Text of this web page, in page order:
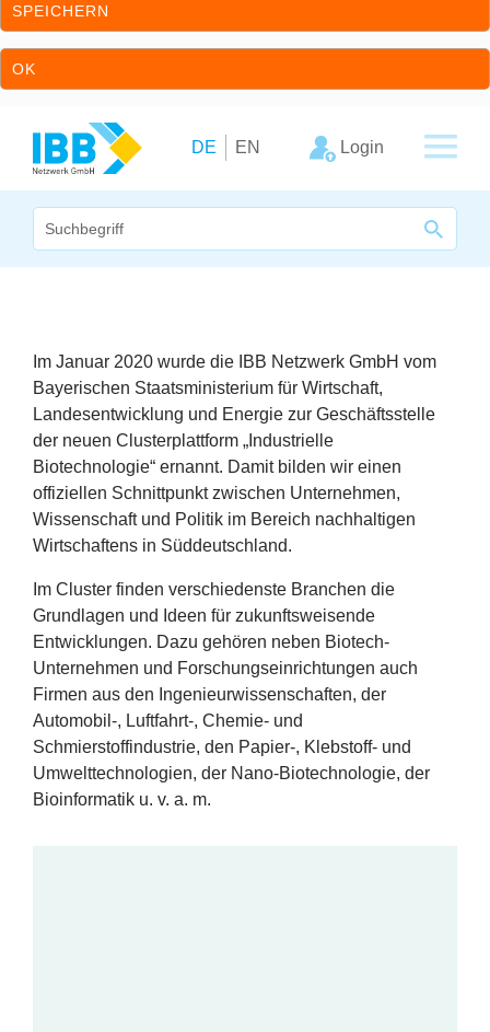
SPEICHERN
OK
DE EN Login
Cluster
Leistungsangebot
Arbeitskreise
Erfolge
Fördermöglichkeiten
Presse
Aktuelles
Im Januar 2020 wurde die IBB Netzwerk GmbH vom
Bayerischen Staatsministerium für Wirtschaft,
Landesentwicklung und Energie zur Geschäftsstelle
der neuen Clusterplattform „ Industrielle
Biotechnologie“ ernannt. Damit bilden wir einen
offiziellen Schnittpunkt zwischen Unternehmen,
Wissenschaft und Politik im Bereich nachhaltigen
Wirtschaftens in Süddeutschland.
Im Cluster finden verschiedenste Branchen die
Grundlagen und Ideen für zukunftsweisende
Entwicklungen. Dazu gehören neben Biotech-
Unternehmen und Forschungseinrichtungen auch
Firmen aus den Ingenieurwissenschaften, der
Automobil‑, Luftfahrt‑, Chemie- und
Schmierstoffindustrie, den Papier‑, Klebstoff- und
Umwelttechnologien, der Nano-Biotechnologie, der
Bioinformatik u. v. a. m.